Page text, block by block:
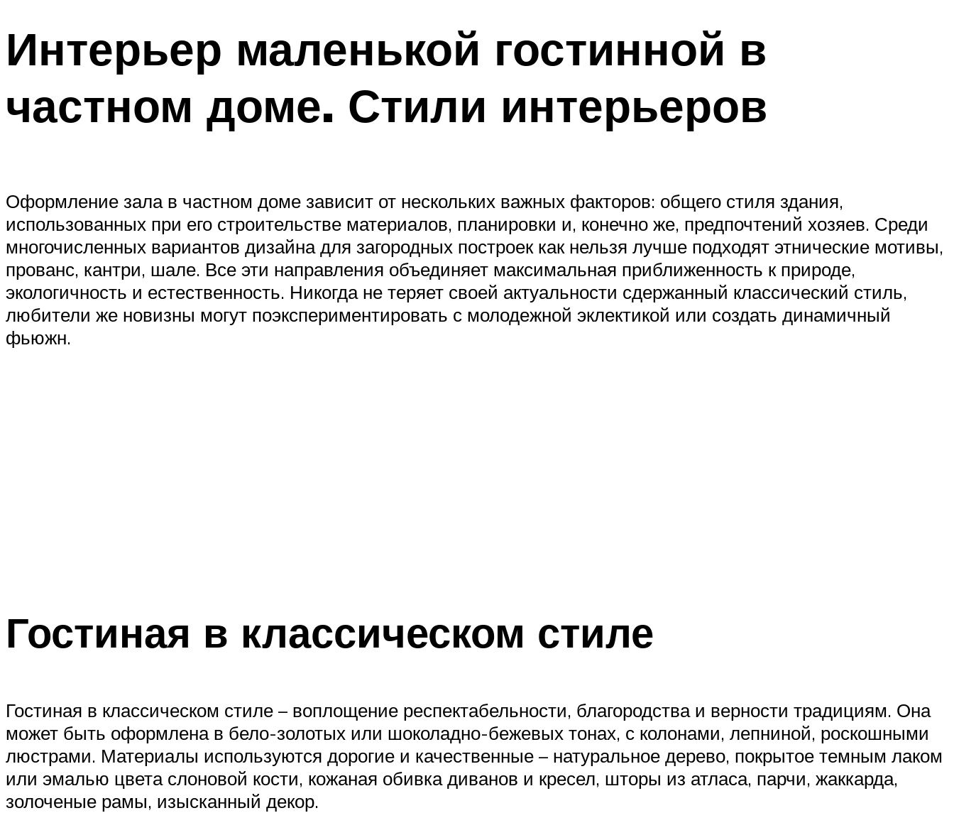
Интерьер маленькой гостинной в
частном доме. Стили интерьеров
Оформление зала в частном доме зависит от нескольких важных факторов: общего стиля здания,
использованных при его строительстве материалов, планировки и, конечно же, предпочтений хозяев. Среди
многочисленных вариантов дизайна для загородных построек как нельзя лучше подходят этнические мотивы,
прованс, кантри, шале. Все эти направления объединяет максимальная приближенность к природе,
экологичность и естественность. Никогда не теряет своей актуальности сдержанный классический стиль,
любители же новизны могут поэкспериментировать с молодежной эклектикой или создать динамичный
фьюжн.
Гостиная в классическом стиле
Гостиная в классическом стиле – воплощение респектабельности, благородства и верности традициям. Она
может быть оформлена в бело-золотых или шоколадно-бежевых тонах, с колонами, лепниной, роскошными
люстрами. Материалы используются дорогие и качественные – натуральное дерево, покрытое темным лаком
или эмалью цвета слоновой кости, кожаная обивка диванов и кресел, шторы из атласа, парчи, жаккарда,
золоченые рамы, изысканный декор.